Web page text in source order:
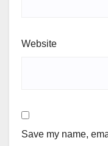
Website
Save my name,